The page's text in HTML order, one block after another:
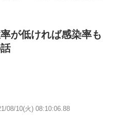
が低ければ感染率も
08/10(火) 08:10:06.88